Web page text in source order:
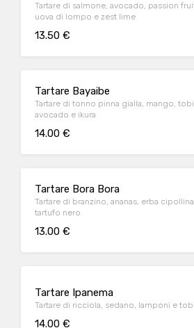
Tartare di salmone, avocado, passion
uova di lompo e zest lime
13.50 €
Tartare Bayaibe
Tartare di tonno pinna gialla, mango,
avocado e ikura
14.00 €
Tartare Bora Bora
Tartare di branzino, ananas, erba
tartufo nero
13.00 €
Tartare Ipanema
Tartare di ricciola, sedano, lamponi e
14.00 €